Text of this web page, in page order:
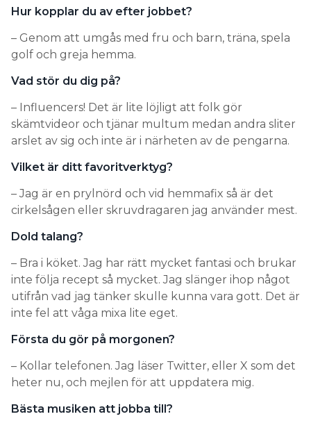
Hur kopplar du av efter jobbet?
– Genom att umgås med fru och barn, träna, spela
golf och greja hemma.
Vad stör du dig på?
– Influencers! Det är lite löjligt att folk gör
skämtvideor och tjänar multum medan andra sliter
arslet av sig och inte är i närheten av de pengarna.
Vilket är ditt favoritverktyg?
– Jag är en prylnörd och vid hemmafix så är det
cirkelsågen eller skruvdragaren jag använder mest.
Dold talang?
– Bra i köket. Jag har rätt mycket fantasi och brukar
inte följa recept så mycket. Jag slänger ihop något
utifrån vad jag tänker skulle kunna vara gott. Det är
inte fel att våga mixa lite eget.
Första du gör på morgonen?
– Kollar telefonen. Jag läser Twitter, eller X som det
heter nu, och mejlen för att uppdatera mig.
Bästa musiken att jobba till?